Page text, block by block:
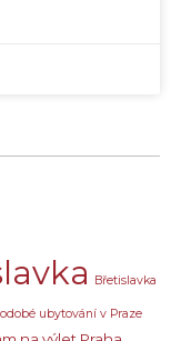
Břetislavka
ubytování v Praze